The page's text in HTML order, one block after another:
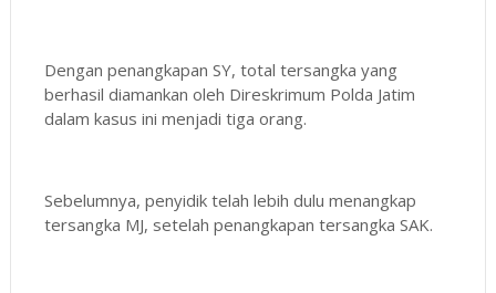
Dengan penangkapan SY, total tersangka yang
berhasil diamankan oleh Direskrimum Polda Jatim
dalam kasus ini menjadi tiga orang.
Sebelumnya, penyidik telah lebih dulu menangkap
tersangka MJ, setelah penangkapan tersangka SAK.